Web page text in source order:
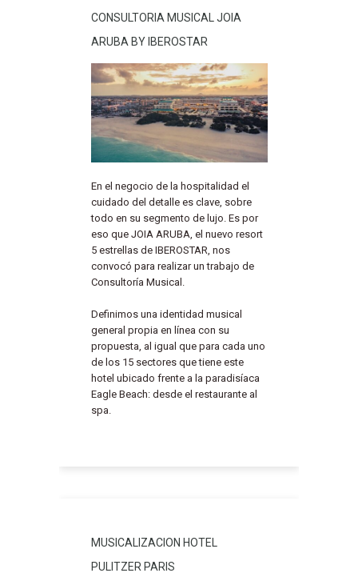
CONSULTORIA MUSICAL JOIA
ARUBA BY IBEROSTAR
En el negocio de la hospitalidad el
cuidado del detalle es clave, sobre
todo en su segmento de lujo. Es por
eso que JOIA ARUBA, el nuevo resort
5 estrellas de IBEROSTAR, nos
convocó para realizar un trabajo de
Consultoría Musical.
Definimos una identidad musical
general propia en línea con su
propuesta, al igual que para cada uno
de los 15 sectores que tiene este
hotel ubicado frente a la paradisíaca
Eagle Beach: desde el restaurante al
spa.
MUSICALIZACION HOTEL
PULITZER PARIS